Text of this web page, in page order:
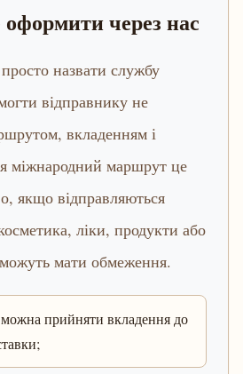
через нас
назвати службу
відправнику не
вкладенням і
міжнародний маршрут це
якщо відправляються
ліки, продукти або
можуть мати обмеження.
прийняти вкладення до